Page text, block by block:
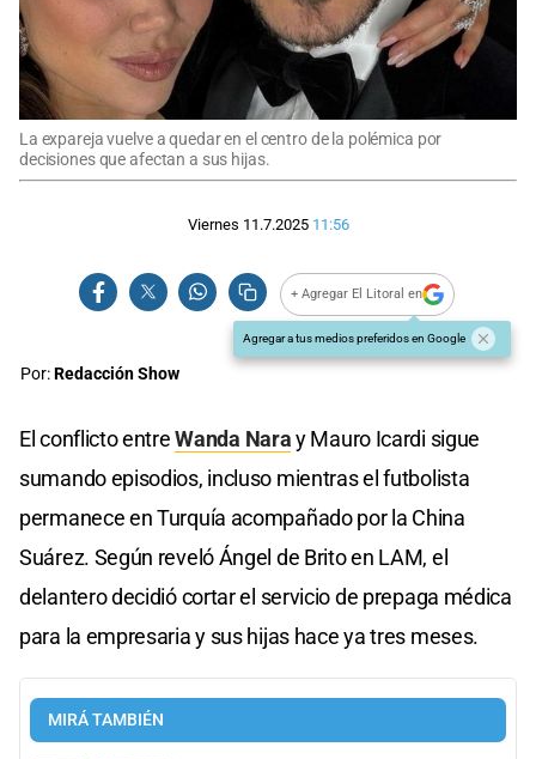
La expareja vuelve a quedar en el centro de la polémica por
decisiones que afectan a sus hijas.
Viernes 11.7.2025 11:56
+ Agregar El Litoral en
Agregar a tus medios preferidos en Google
Por:Redacción Show
El conflicto entreWanda Naray Mauro Icardi sigue
sumando episodios, incluso mientras el futbolista
permanece en Turquía acompañado por la China
Suárez. Según reveló Ángel de Brito en LAM, el
delantero decidió cortar el servicio de prepaga médica
para la empresaria y sus hijas hace ya tres meses.
MIRÁ TAMBIÉN